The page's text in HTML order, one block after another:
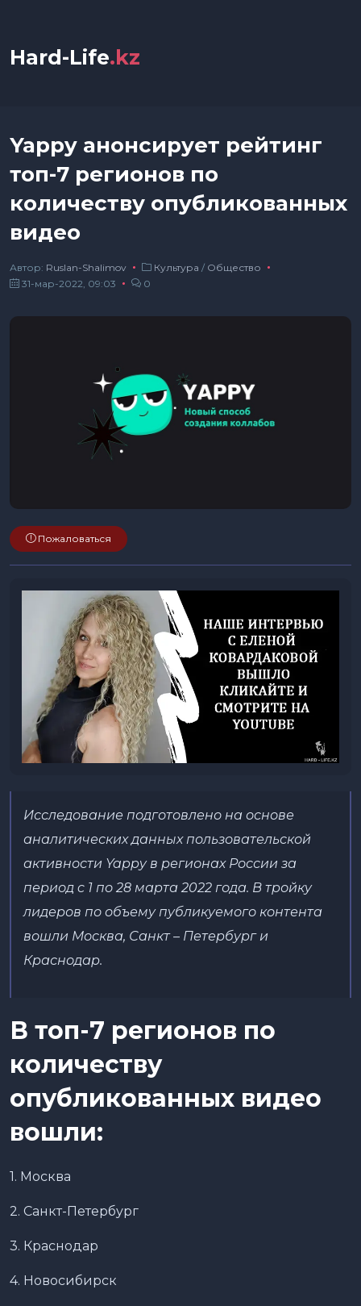
Hard-Life.kz
Yappy анонсирует рейтинг
топ-7 регионов по
количеству опубликованных
видео
Автор: Ruslan-Shalimov Культура / Общество
31-мар-2022, 09:03
0
Пожаловаться
Исследование подготовлено на основе
аналитических данных пользовательской
активности Yappy в регионах России за
период c 1 по 28 марта 2022 года. В тройку
лидеров по объему публикуемого контента
вошли Москва, Санкт – Петербург и
Краснодар.
В топ-7 регионов по
количеству
опубликованных видео
вошли:
1. Москва
2. Санкт-Петербург
3. Краснодар
4. Новосибирск